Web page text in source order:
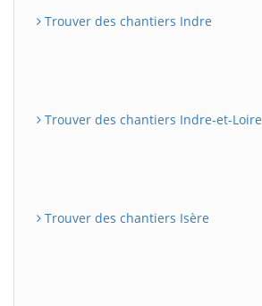
Trouver des chantiers Indre
Trouver des chantiers Indre-et-Loire
Trouver des chantiers Isère